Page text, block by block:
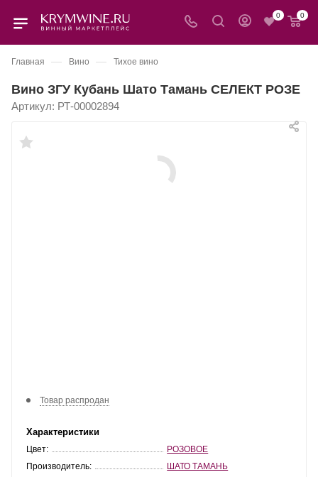
0 0
Главная — Вино — Тихое вино
Вино ЗГУ Кубань Шато Тамань СЕЛЕКТ РОЗЕ
Артикул: РТ-00002894
Товар распродан
Характеристики
Цвет:
РОЗОВОЕ
Производитель:
ШАТО ТАМАНЬ